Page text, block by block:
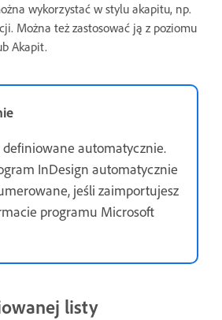
wykorzystać w stylu akapitu, np.
Można też zastosować ją z poziomu
Akapit.
definiowane automatycznie.
InDesign automatycznie
jeśli zaimportujesz
programu Microsoft
listy